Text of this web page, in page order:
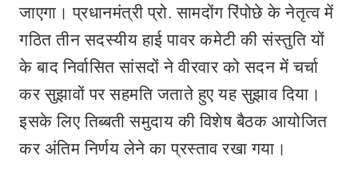
जाएगा। प्रधानमंत्री प्रो. सामदोंग रिंपोछे के नेतृत्व में
गठित तीन सदस्यीय हाई पावर कमेटी की संस्तुति यों
के बाद निर्वासित सांसदों ने वीरवार को सदन में चर्चा
कर सुझावों पर सहमति जताते हुए यह सुझाव दिया।
इसके लिए तिब्बती समुदाय की विशेष बैठक आयोजित
कर अंतिम निर्णय लेने का प्रस्ताव रखा गया।